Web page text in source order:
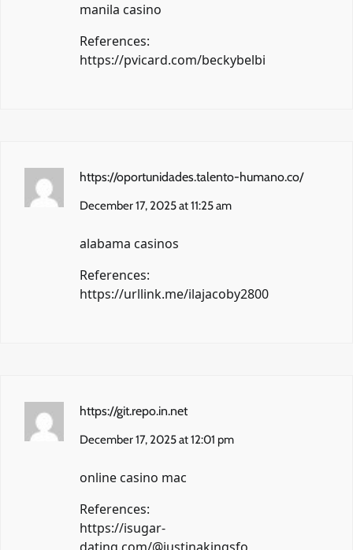
manila casino
References:
https://pvicard.com/beckybelbi
https://oportunidades.talento-humano.co/
December 17, 2025 at 11:25 am
alabama casinos
References:
https://urllink.me/ilajacoby2800
https://git.repo.in.net
December 17, 2025 at 12:01 pm
online casino mac
References:
https://isugar-